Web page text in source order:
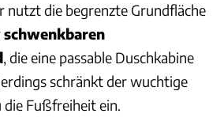
nutzt die begrenzte Grundfläche
schwenkbaren
, die eine passable Duschkabine
schränkt der wuchtige
die Fußfreiheit ein.